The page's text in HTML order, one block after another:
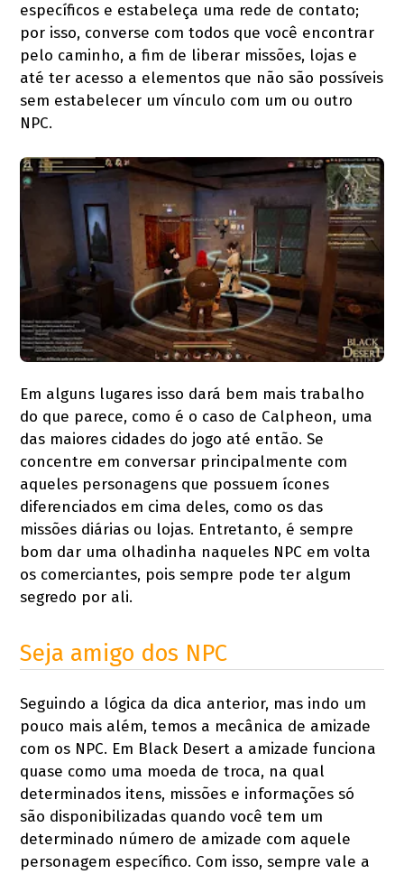
específicos e estabeleça uma rede de contato;
por isso, converse com todos que você encontrar
pelo caminho, a fim de liberar missões, lojas e
até ter acesso a elementos que não são possíveis
sem estabelecer um vínculo com um ou outro
NPC.
Em alguns lugares isso dará bem mais trabalho
do que parece, como é o caso de Calpheon, uma
das maiores cidades do jogo até então. Se
concentre em conversar principalmente com
aqueles personagens que possuem ícones
diferenciados em cima deles, como os das
missões diárias ou lojas. Entretanto, é sempre
bom dar uma olhadinha naqueles NPC em volta
os comerciantes, pois sempre pode ter algum
segredo por ali.
Seja amigo dos NPC
Seguindo a lógica da dica anterior, mas indo um
pouco mais além, temos a mecânica de amizade
com os NPC. Em Black Desert a amizade funciona
quase como uma moeda de troca, na qual
determinados itens, missões e informações só
são disponibilizadas quando você tem um
determinado número de amizade com aquele
personagem específico. Com isso, sempre vale a